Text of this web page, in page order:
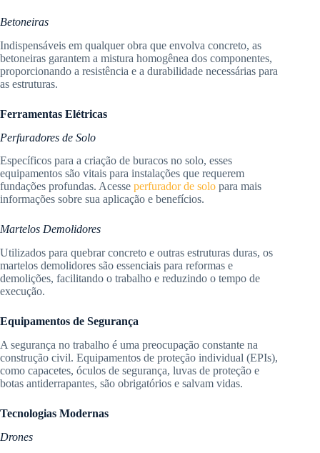
Betoneiras
Indispensáveis em qualquer obra que envolva concreto, as
betoneiras garantem a mistura homogênea dos componentes,
proporcionando a resistência e a durabilidade necessárias para
as estruturas.
Ferramentas Elétricas
Perfuradores de Solo
Específicos para a criação de buracos no solo, esses
equipamentos são vitais para instalações que requerem
fundações profundas. Acesse perfurador de solo para mais
informações sobre sua aplicação e benefícios.
Martelos Demolidores
Utilizados para quebrar concreto e outras estruturas duras, os
martelos demolidores são essenciais para reformas e
demolições, facilitando o trabalho e reduzindo o tempo de
execução.
Equipamentos de Segurança
A segurança no trabalho é uma preocupação constante na
construção civil. Equipamentos de proteção individual (EPIs),
como capacetes, óculos de segurança, luvas de proteção e
botas antiderrapantes, são obrigatórios e salvam vidas.
Tecnologias Modernas
Drones